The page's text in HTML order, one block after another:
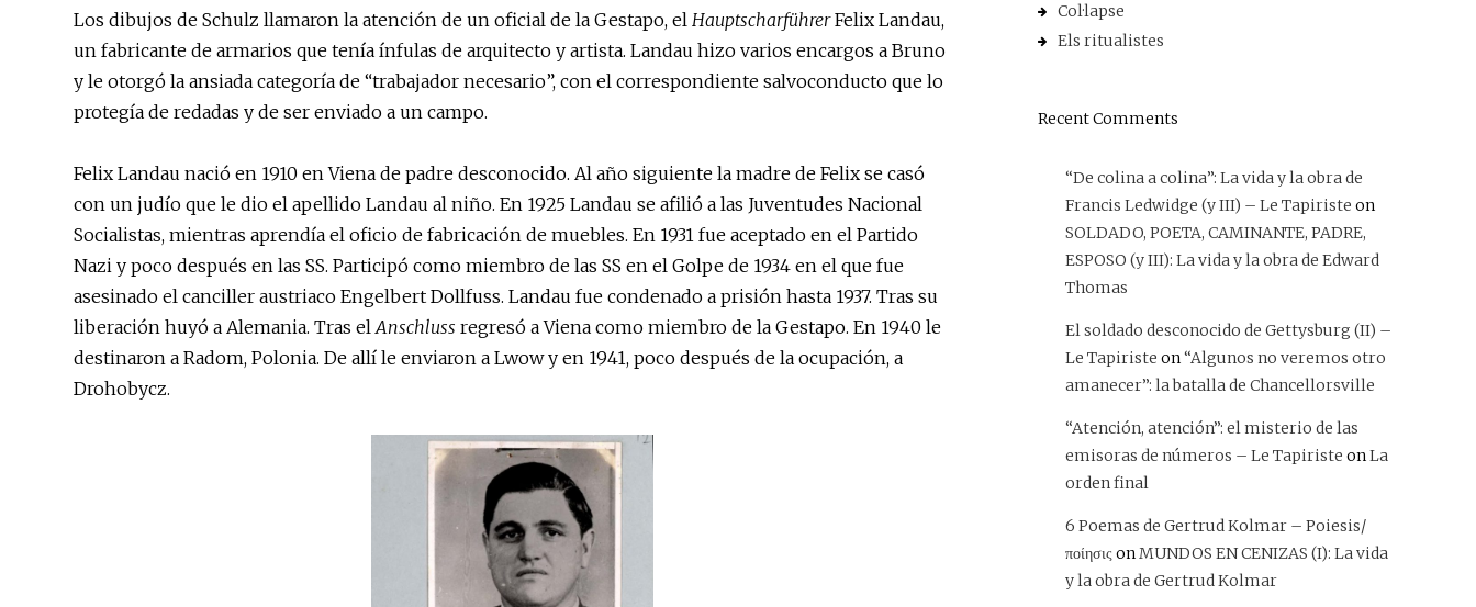
Los dibujos de Schulz llamaron la atención de un oficial de la Gestapo, el HauptscharführerFelix Landau,
un fabricante de armarios que tenía ínfulas de arquitecto y artista. Landau hizo varios encargos a Bruno
y le otorgó la ansiada categoría de “trabajador necesario”, con el correspondiente salvoconducto que lo
protegía de redadas y de ser enviado a un campo.
Felix Landau nació en 1910 en Viena de padre desconocido. Al año siguiente la madre de Felix se casó
con un judío que le dio el apellido Landau al niño. En 1925 Landau se afilió a las Juventudes Nacional
Socialistas, mientras aprendía el oficio de fabricación de muebles. En 1931 fue aceptado en el Partido
Nazi y poco después en las SS. Participó como miembro de las SS en el Golpe de 1934 en el que fue
asesinado el canciller austriaco Engelbert Dollfuss. Landau fue condenado a prisión hasta 1937. Tras su
liberación huyó a Alemania. Tras elAnschluss regresó a Viena como miembro de la Gestapo. En 1940 le
destinaron a Radom, Polonia. De allí le enviaron a Lwow y en 1941, poco después de la ocupación, a
Drohobycz.
Col·lapse
Els ritualistes
Recent Comments
“De colina a colina”: La vida y la obra de
Francis Ledwidge (y III) – Le Tapiriste on
SOLDADO, POETA, CAMINANTE, PADRE,
ESPOSO (y III): La vida y la obra de Edward
Thomas
El soldado desconocido de Gettysburg (II) –
Le Tapiriste on“Algunos no veremos otro
amanecer”: la batalla de Chancellorsville
“Atención, atención”: el misterio de las
emisoras de números – Le Tapiriste onLa
orden final
6 Poemas de Gertrud Kolmar – Poiesis/
ποίησις onMUNDOS EN CENIZAS (I): La vida
y la obra de Gertrud Kolmar